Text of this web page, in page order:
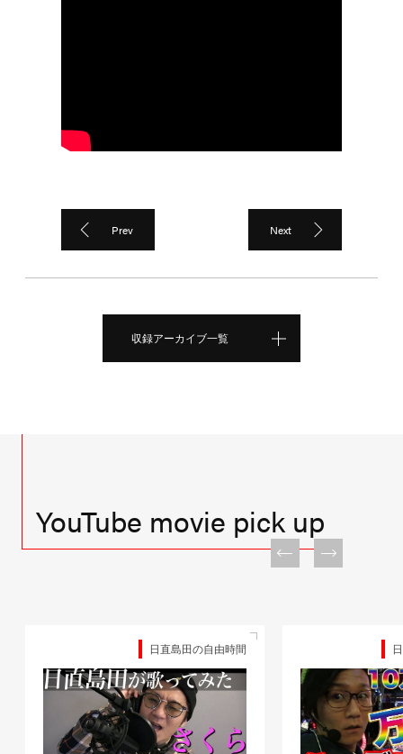
Prev Next
収録アーカイブ一覧
YouTube movie pick up
日直島田の自由時間